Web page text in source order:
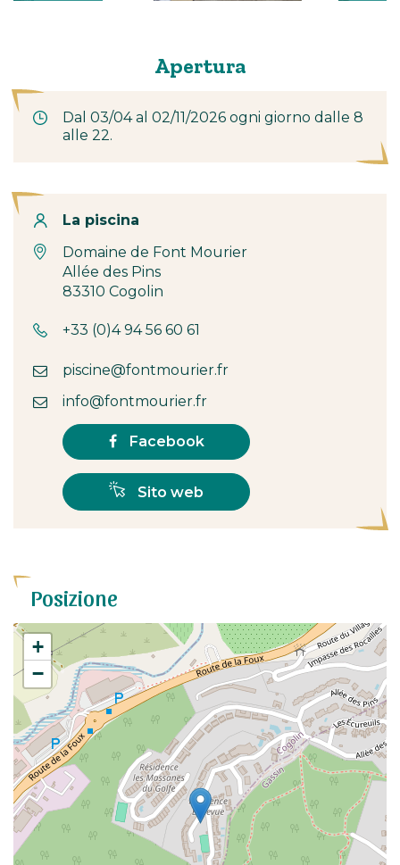
Apertura
Dal 03/04 al 02/11/2026 ogni giorno dalle 8
alle 22.
Contatto
La piscina
Domaine de Font Mourier
Allée des Pins
83310 Cogolin
+33 (0)4 94 56 60 61
piscine@fontmourier.fr
info@fontmourier.fr
Facebook
Sito web
Posizione
+
−